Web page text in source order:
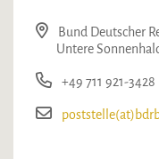
Bund Deutscher
Untere
+49 711 921-3428